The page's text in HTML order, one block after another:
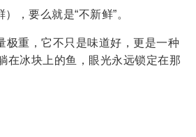
，要么就是“不新鲜”。
极重，它不只是味道好，更是一种
在冰块上的鱼，眼光永远锁定在那